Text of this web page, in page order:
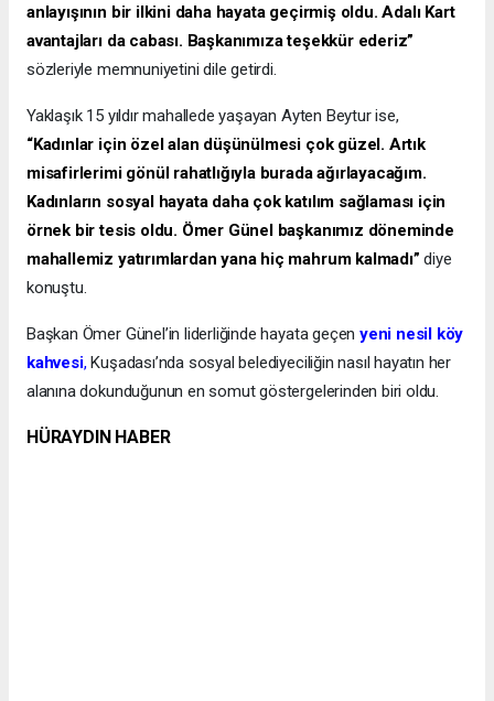
anlayışının bir ilkini daha hayata geçirmiş oldu. Adalı Kart
avantajları da cabası. Başkanımıza teşekkür ederiz”
sözleriyle memnuniyetini dile getirdi.
Yaklaşık 15 yıldır mahallede yaşayan Ayten Beytur ise,
“Kadınlar için özel alan düşünülmesi çok güzel. Artık
misafirlerimi gönül rahatlığıyla burada ağırlayacağım.
Kadınların sosyal hayata daha çok katılım sağlaması için
örnek bir tesis oldu. Ömer Günel başkanımız döneminde
mahallemiz yatırımlardan yana hiç mahrum kalmadı”diye
konuştu.
Başkan Ömer Günel’in liderliğinde hayata geçen yeni nesil köy
kahvesi,Kuşadası’nda sosyal belediyeciliğin nasıl hayatın her
alanına dokunduğunun en somut göstergelerinden biri oldu.
HÜRAYDIN HABER